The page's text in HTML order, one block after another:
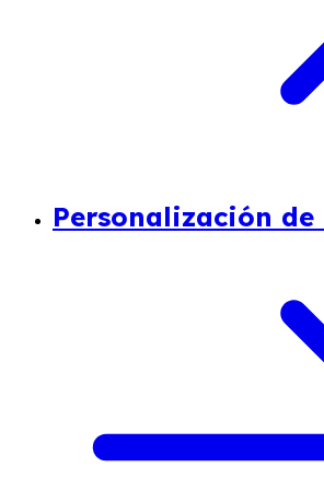
Personalización